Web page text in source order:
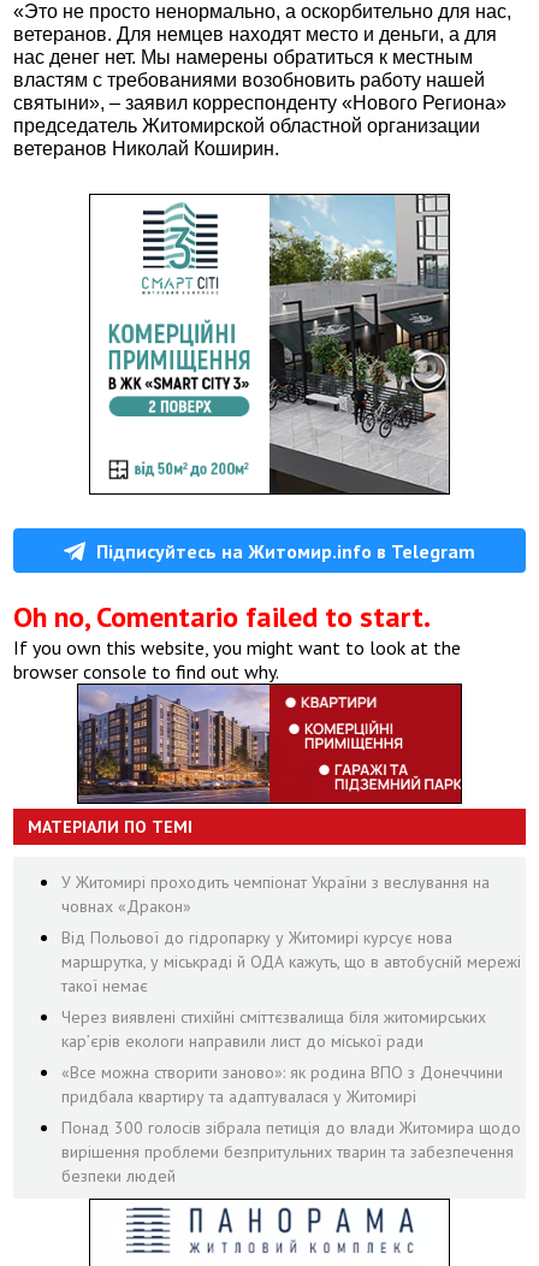
«Это не просто ненормально, а оскорбительно для нас,
ветеранов. Для немцев находят место и деньги, а для
нас денег нет. Мы намерены обратиться к местным
властям с требованиями возобновить работу нашей
святыни», – заявил корреспонденту «Нового Региона»
председатель Житомирской областной организации
ветеранов Николай Коширин.
Підписуйтесь на Житомир.info в Telegram
Oh no, Comentario failed to start.
If you own this website, you might want to look at the
browser console to find out why.
МАТЕРІАЛИ ПО ТЕМІ
У Житомирі проходить чемпіонат України з веслування на
човнах «Дракон»
Від Польової до гідропарку у Житомирі курсує нова
маршрутка, у міськраді й ОДА кажуть, що в автобусній мережі
такої немає
Через виявлені стихійні сміттєзвалища біля житомирських
кар’єрів екологи направили лист до міської ради
«Все можна створити заново»: як родина ВПО з Донеччини
придбала квартиру та адаптувалася у Житомирі
Понад 300 голосів зібрала петиція до влади Житомира щодо
вирішення проблеми безпритульних тварин та забезпечення
безпеки людей